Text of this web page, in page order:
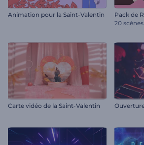
Animation pour la Saint-Valentin
20 scènes
Carte vidéo de la Saint-Valentin